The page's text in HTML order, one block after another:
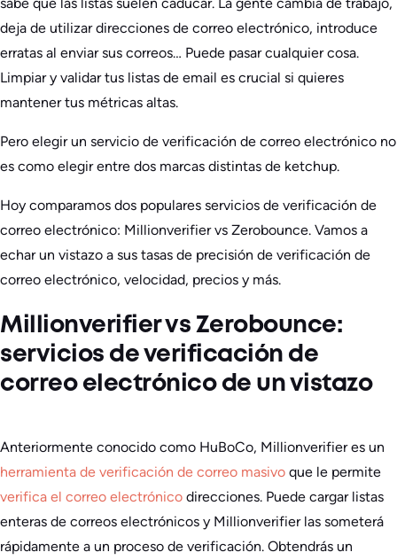
deja de utilizar direcciones de correo electrónico, introduce
erratas al enviar sus correos… Puede pasar cualquier cosa.
Limpiar y validar tus listas de email es crucial si quieres
mantener tus métricas altas.
Pero elegir un servicio de verificación de correo electrónico no
es como elegir entre dos marcas distintas de ketchup.
Hoy comparamos dos populares servicios de verificación de
correo electrónico: Millionverifier vs Zerobounce. Vamos a
echar un vistazo a sus tasas de precisión de verificación de
correo electrónico, velocidad, precios y más.
Millionverifier vs Zerobounce:
servicios de verificación de
correo electrónico de un vistazo
Anteriormente conocido como HuBoCo, Millionverifier es un
herramienta de verificación de correo masivo que le permite
verifica el correo electrónico direcciones. Puede cargar listas
enteras de correos electrónicos y Millionverifier las someterá
rápidamente a un proceso de verificación. Obtendrás un